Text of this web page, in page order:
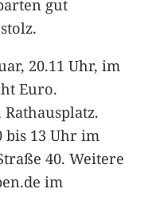
gut
20.11 Uhr, im
Euro.
bis 13 Uhr im
40. Weitere
im